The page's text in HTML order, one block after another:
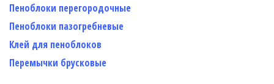
Пеноблоки перегородочные
Пеноблоки пазогребневые
Клей для пеноблоков
Перемычки брусковые